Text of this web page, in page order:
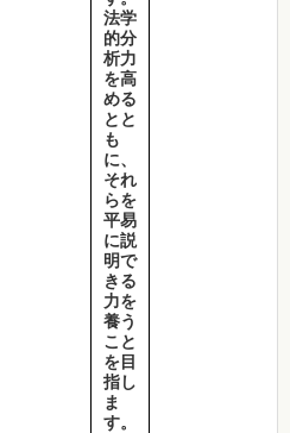
法学
的分
析力
を高
める
とと
も
に、
それ
らを
平易
に説
明で
きる
力を
養う
こと
を目
指し
ま
す。